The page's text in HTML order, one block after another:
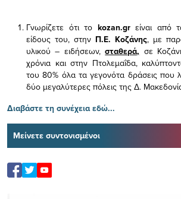
Γνωρίζετε ότι το kozan.gr είναι από
είδους του, στην Π.Ε. Κοζάνης, με
υλικού – ειδήσεων,σταθερά, σε
χρόνια και στην Πτολεμαΐδα,
του 80% όλα τα γεγονότα δράσεις που
δύο μεγαλύτερες πόλεις της Δ.
Διαβάστε τη συνέχεια εδώ...
Μείνετε συντονισμένοι